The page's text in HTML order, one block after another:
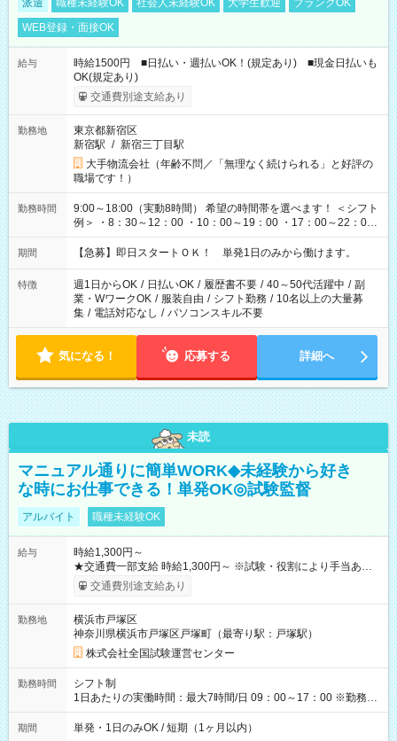
派遣 職種未経験OK 社会人未経験OK 大学生歓迎
ブランクOK
WEB登録・面接OK
給与
時給1500円 ■日払い・週払いOK！(規定あり) ■現金日払いも
OK(規定あり)
交通費別途支給あり
勤務地
東京都新宿区
新宿駅 / 新宿三丁目駅
大手物流会社（年齢不問／「無理なく続けられる」と好評の
職場です！）
勤務時間
9:00～18:00（実動8時間） 希望の時間帯を選べます！ ＜シフト
例＞ ・8：30～12：00 ・10：00～19：00 ・17：00～22：00
・13：00～22：00 ・22：00～翌6：00 など
期間 【急募】即日スタートＯＫ！ 単発1日のみから働けます。
特徴 週1日からOK / 日払いOK / 履歴書不要 / 40～50代活躍中 / 副
業・WワークOK / 服装自由 / シフト勤務 / 10名以上の大量募
集 / 電話対応なし / パソコンスキル不要
気になる！ 応募する 詳細へ
未読
マニュアル通りに簡単WORK◆未経験から好き
な時にお仕事できる！単発OK◎試験監督
アルバイト 職種未経験OK
給与
時給1,300円～
★交通費一部支給 時給1,300円～ ※試験・役割により手当あり
※勤務回数により昇給あり 【即給（前払い）オプションあ
り！】 希望される場合、勤務から1週間ほどで給与の一部を受け
例】 ・河合塾模擬試験 8:30～17:30（休憩1時間） 時給1,300円
×8時間＝日収10,400円＋交通費 ※当日の役割により時給＋100
円の場合あり ・国家試験 7:00～13:30（休憩なし） 時給1,300
円（役割手当＋100円）×6時間＝日収8,400円＋交通費 【試用期
間】試用期間なし
交通費別途支給あり
勤務地
横浜市戸塚区
神奈川県横浜市戸塚区戸塚町（最寄り駅：戸塚駅）
株式会社全国試験運営センター
勤務時間
シフト制
1日あたりの実働時間：最大7時間/日 09：00～17：00 ※勤務時
間は 試験により異なります。
期間 単発・1日のみOK / 短期（1ヶ月以内）